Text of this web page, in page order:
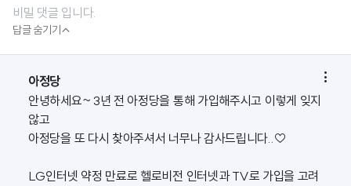
비밀 댓글 입니다.
답글 숨기기
아정당 
안녕하세요~ 3년 전 아정당을 통해 가입해주시고 이렇게 잊지
않고
아정당을 또 다시 찾아주셔서 너무나 감사드립니다..♡
LG인터넷 약정 만료로 헬로비전 인터넷과 TV로 가입을 고려